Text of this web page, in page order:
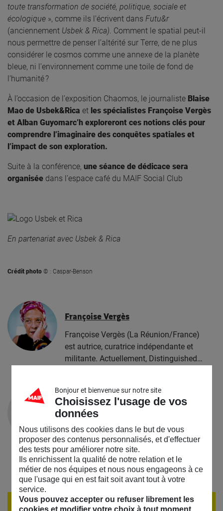
toute transformation de société, politique, sociale et
écologique », comme ils l’écrivent dans Futu&r
(anciennement Usbek & Rica). Comment le spatial peut-il
nous permettre de penser l’altérité sur Terre, de ne plus
considérer le cosmos comme une annexe de la planète
bleue, ni l’environnement comme une toile de fond de
l’humanité ?
À l’occasion de l’exposition Chaomos, le journaliste Blaise
Mao de Usbek&Rica et les spécialistes Françoise Vergès
et Alban Guyomarc’h exploreront ces notions clés pour
comprendre l’imaginaire des conquêtes spatiales et
l’impact de son exploration.
Suite à la conférence, une séance de dédicace sera
organisée dans l’espace café du MAIF Social Club
En partenariat avec Usbek & Rica
Crédit photo © : Caspar-Benson
Françoise Vergès
Françoise Vergès (La Réunion/France)
est autrice, curatrice indépendante et
militante. Actuellement, Distinguished…
Alban Guyomarc’h
Normalien et doctorant en droit des
activités spatiales à l’Université Paris
Panthéon Assas et au Collège de France,
il est…
ÉVÈNEMENT TERMINÉ
Bonjour et bienvenue sur notre site
Choisissez l'usage de vos
données
Nous utilisons des cookies dans le but de vous
proposer des contenus personnalisés, et d'effectuer
des tests pour améliorer notre site.
Ils enrichissent la qualité de notre relation et le
métier de nos équipes et nous nous engageons à ce
que l'usage qui en est fait soit avant tout à votre
service.
Vous pouvez accepter ou refuser librement les
cookies et modifier votre choix à tout moment.